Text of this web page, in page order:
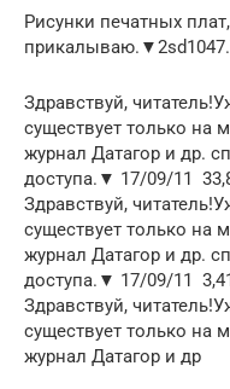
Рисунки печатных
Здравствуй,
существует только на
журнал Датагор и др.
доступа.▼ 17/09/11
Здравствуй,
существует только на
журнал Датагор и др.
доступа.▼ 17/09/11
Здравствуй,
существует только на
журнал Датагор и др